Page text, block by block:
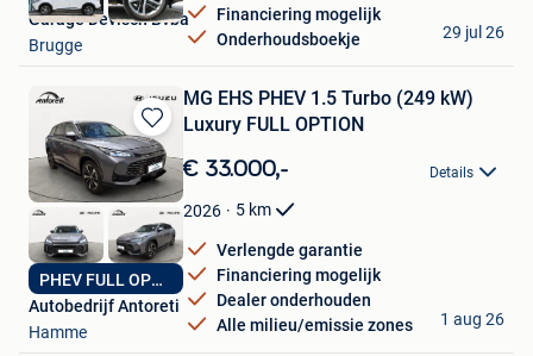
Financiering mogelijk
Onderhoudsboekje
Garage Devisch Bvba
Brugge
29 jul 26
Bewaren
in
Mijn
Favorieten
PHEV FULL OPTION
MG EHS PHEV 1.5 Turbo (249 kW)
Luxury FULL OPTION
€ 33.000,- Details
2026 5 km
Verlengde garantie
Financiering mogelijk
Dealer onderhouden
Alle milieu/emissie zones
Autobedrijf Antoreti
Hamme
1 aug 26